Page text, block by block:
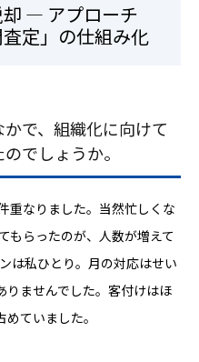
― アプローチ
定」の仕組み化
で、組織化に向けて
でしょうか。
重なりました。当然忙しくな
もらったのが、人数が増えて
は私ひとり。月の対応はせい
りませんでした。客付けはほ
ていました。